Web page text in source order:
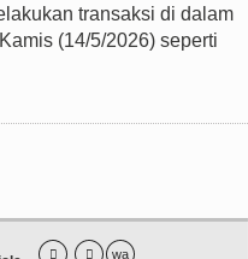
transaksi di dalam
(14/5/2026) seperti
  wa